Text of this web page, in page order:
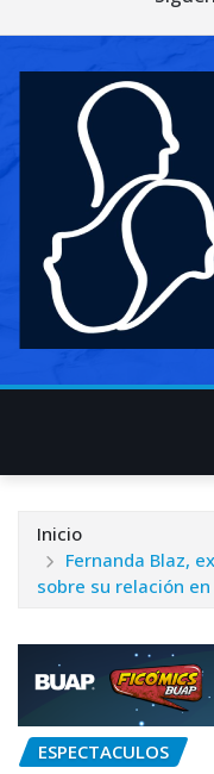
Inicio
Fernanda Blaz,
sobre su relación
ESPECTACULOS